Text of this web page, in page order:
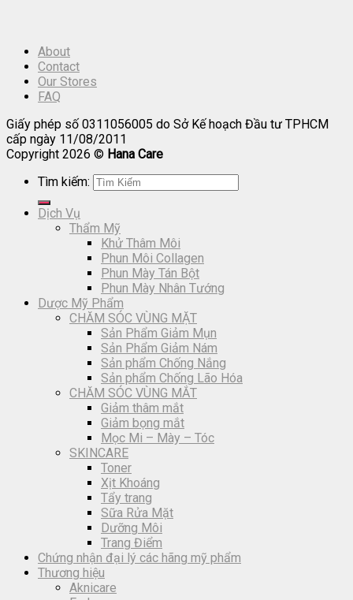
About
Contact
Our Stores
FAQ
Giấy phép số 0311056005 do Sở Kế hoạch Đầu tư TPHCM
cấp ngày 11/08/2011
Copyright 2026 © Hana Care
Tìm kiếm:
Dịch Vụ
Thẩm Mỹ
Khử Thâm Môi
Phun Môi Collagen
Phun Mày Tán Bột
Phun Mày Nhân Tướng
Dược Mỹ Phẩm
CHĂM SÓC VÙNG MẶT
Sản Phẩm Giảm Mụn
Sản Phẩm Giảm Nám
Sản phẩm Chống Nắng
Sản phẩm Chống Lão Hóa
CHĂM SÓC VÙNG MẮT
Giảm thâm mắt
Giảm bọng mắt
Mọc Mi – Mày – Tóc
SKINCARE
Toner
Xịt Khoáng
Tẩy trang
Sữa Rửa Mặt
Dưỡng Môi
Trang Điểm
Chứng nhận đại lý các hãng mỹ phẩm
Thương hiệu
Aknicare